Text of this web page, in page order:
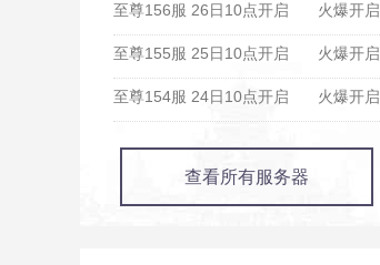
火爆开启
至尊156服 26日10点开启
火爆开启
至尊155服 25日10点开启
火爆开启
至尊154服 24日10点开启
查看所有服务器